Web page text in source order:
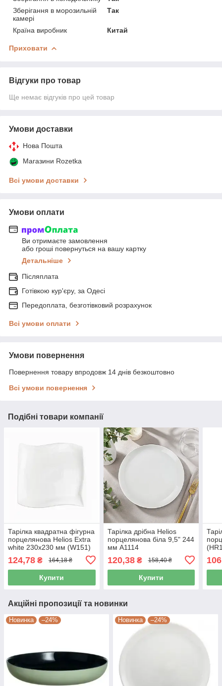
Зберігання в морозильній
камері
Так
Країна виробник Китай
Приховати
Відгуки про товар
Ще немає відгуків про цей товар
Умови доставки
Нова Пошта
Магазини Rozetka
Всі умови доставки
Умови оплати
Ви отримаєте замовлення
або гроші повернуться на вашу картку
Детальніше
Післяплата
Готівкою кур'єру, за Одесі
Передоплата, безготівковий розрахунок
Всі умови оплати
Умови повернення
Повернення товару впродовж 14 днів безкоштовно
Всі умови повернення
Подібні товари компанії
Тарілка квадратна фігурна
порцелянова Helios Extra
white 230х230 мм (W151)
124,78 ₴ 164,18 ₴
Купити
Тарілка дрібна Helios
порцелянова біла 9,5" 244
мм A1114
120,38₴ 158,40 ₴
Купити
Акційні пропозиції та новинки
Новинка –24% Новинка –24%